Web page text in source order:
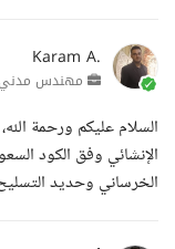
Karam A.
مهندس مدني
السلام عليكم ورحمة
الإنشائي وفق الكود
الخرساني وحديد